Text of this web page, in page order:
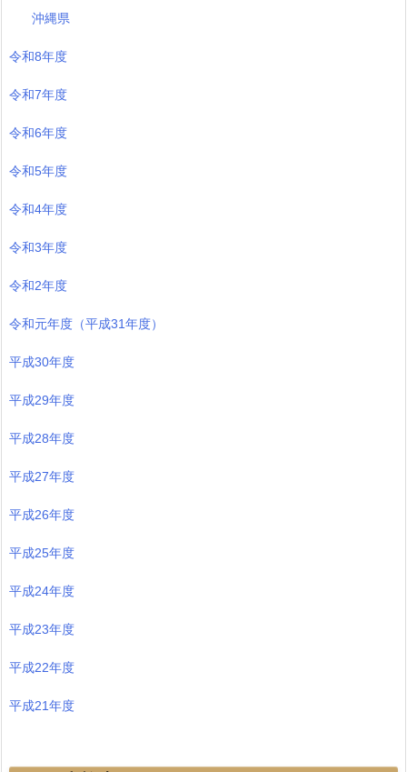
沖縄県
令和8年度
令和7年度
令和6年度
令和5年度
令和4年度
令和3年度
令和2年度
令和元年度（平成31年度）
平成30年度
平成29年度
平成28年度
平成27年度
平成26年度
平成25年度
平成24年度
平成23年度
平成22年度
平成21年度